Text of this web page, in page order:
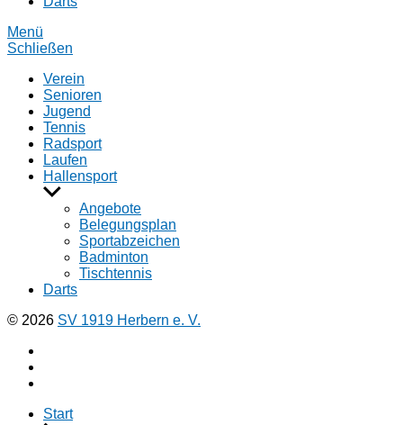
Menü
Schließen
Verein
Senioren
Jugend
Tennis
Radsport
Laufen
Hallensport
Untermenü
anzeigenAngebote
Belegungsplan
Sportabzeichen
Badminton
Tischtennis
Darts
© 2026 SV 1919 Herbern e. V.
Start